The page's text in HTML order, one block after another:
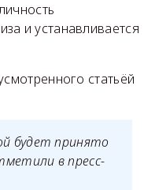
и устанавливается
статьёй
будет принято
в пресс-